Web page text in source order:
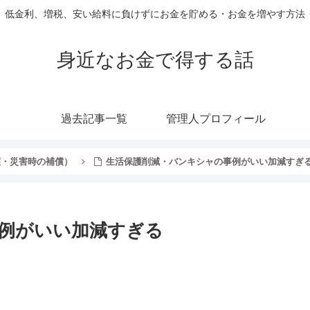
低金利、増税、安い給料に負けずにお金を貯める・お金を増やす方法
身近なお金で得する話
過去記事一覧 管理人プロフィール
災害時の補償） 生活保護削減・バンキシャの事例がいい加減すぎ
がいい加減すぎる